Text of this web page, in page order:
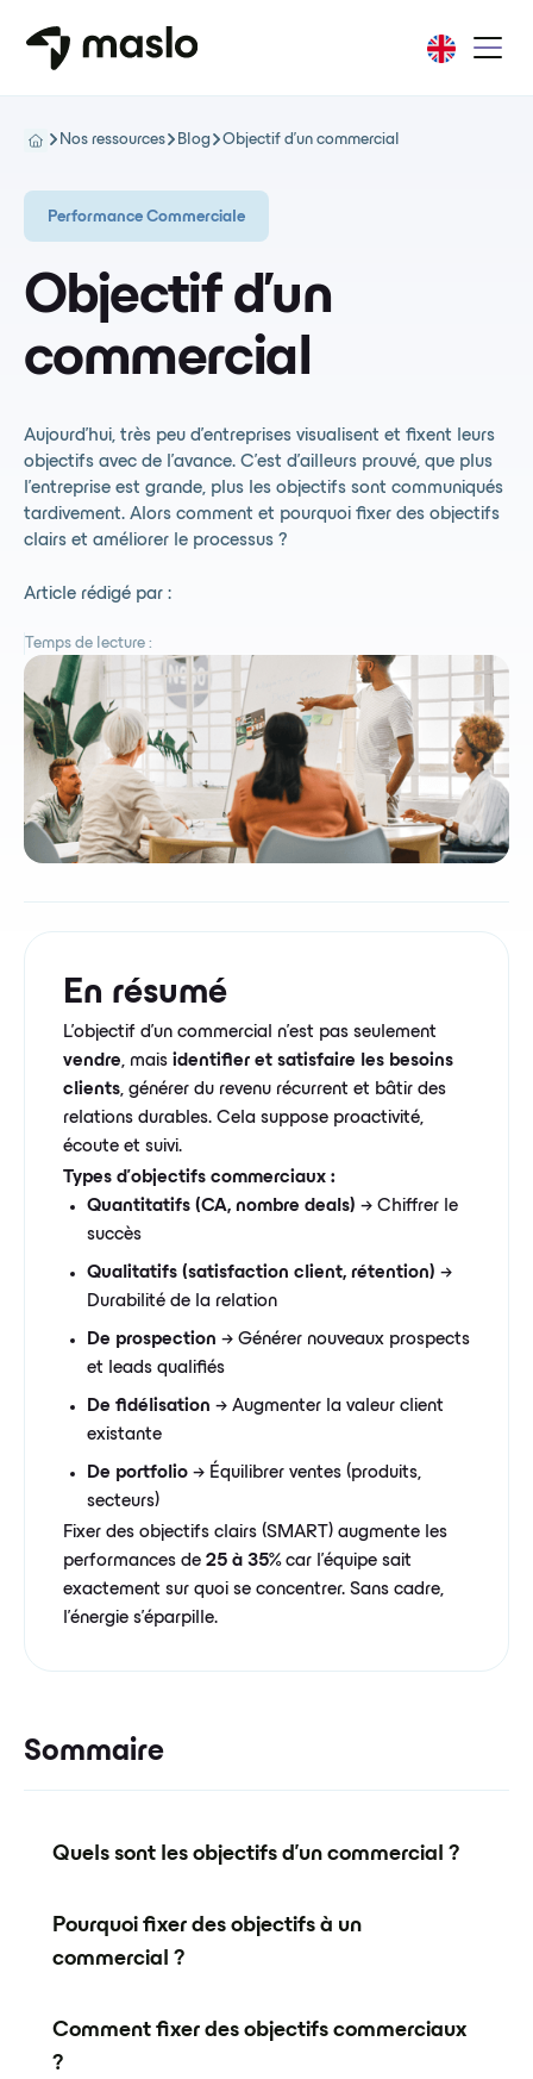
Nos ressources Blog Objectif d'un commercial
Performance Commerciale
Objectif d'un
commercial
Aujourd’hui, très peu d’entreprises visualisent et fixent leurs
objectifs avec de l’avance. C’est d’ailleurs prouvé, que plus
l’entreprise est grande, plus les objectifs sont communiqués
tardivement. Alors comment et pourquoi fixer des objectifs
clairs et améliorer le processus ?
Article rédigé par :
Temps de lecture :
En résumé
L'objectif d'un commercial n'est pas seulement
vendre, mais identifier et satisfaire les besoins
clients, générer du revenu récurrent et bâtir des
relations durables. Cela suppose proactivité,
écoute et suivi.
Types d'objectifs commerciaux :
Quantitatifs (CA, nombre deals) → Chiffrer le
succès
Qualitatifs (satisfaction client, rétention) →
Durabilité de la relation
De prospection → Générer nouveaux prospects
et leads qualifiés
De fidélisation → Augmenter la valeur client
existante
De portfolio → Équilibrer ventes (produits,
secteurs)
Fixer des objectifs clairs (SMART) augmente les
performances de 25 à 35%car l'équipe sait
exactement sur quoi se concentrer. Sans cadre,
l'énergie s'éparpille.
Sommaire
Quels sont les objectifs d'un commercial ?
Pourquoi fixer des objectifs à un
commercial ?
Comment fixer des objectifs commerciaux
?